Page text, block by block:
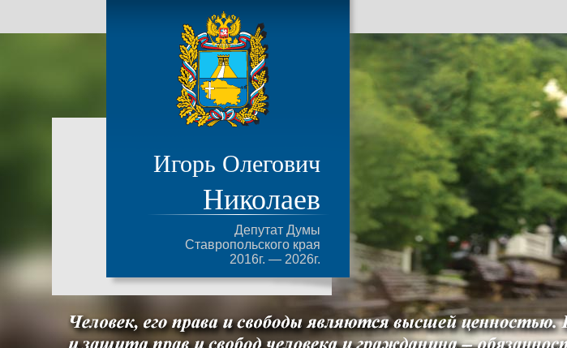
Игорь Олегович
Николаев
Депутат Думы
Ставропольского края
2016г. — 2026г.